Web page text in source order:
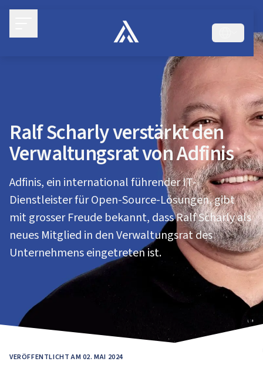
Ralf Scharly verstärkt den
Verwaltungsrat von Adfinis
Adfinis, ein international führender IT-
Dienstleister für Open-Source-Lösungen, gibt
mit grosser Freude bekannt, dass Ralf Scharly als
neues Mitglied in den Verwaltungsrat des
Unternehmens eingetreten ist.
VERÖFFENTLICHT AM 02. MAI 2024